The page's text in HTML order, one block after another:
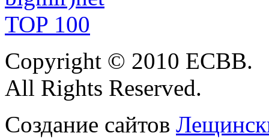
Copyright © 2010 ЕСВВ.
All Rights Reserved.
Создание сайтов